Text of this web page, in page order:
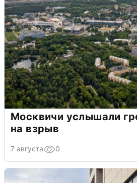
Москвичи услышали
на взрыв
7 августа 0